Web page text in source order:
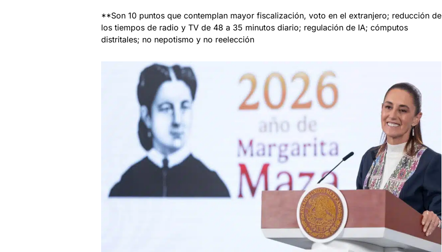
**Son 10 puntos que contemplan mayor fiscalización, voto en el extranjero; reducción de
los tiempos de radio y TV de 48 a 35 minutos diario; regulación de IA; cómputos
distritales; no nepotismo y no reelección